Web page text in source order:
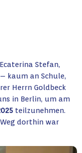
Stefan,
kaum an Schule,
Herrn Goldbeck
in Berlin, um am
teilzunehmen.
dorthin war